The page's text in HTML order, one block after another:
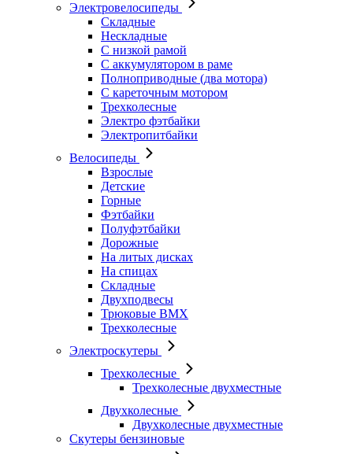
Электровелосипеды
Складные
Нескладные
С низкой рамой
С аккумулятором в раме
Полноприводные (два мотора)
С кареточным мотором
Трехколесные
Электро фэтбайки
Электропитбайки
Велосипеды
Взрослые
Детские
Горные
Фэтбайки
Полуфэтбайки
Дорожные
На литых дисках
На спицах
Складные
Двухподвесы
Трюковые BMX
Трехколесные
Электроскутеры
Трехколесные
Трехколесные двухместные
Двухколесные
Двухколесные двухместные
Скутеры бензиновые